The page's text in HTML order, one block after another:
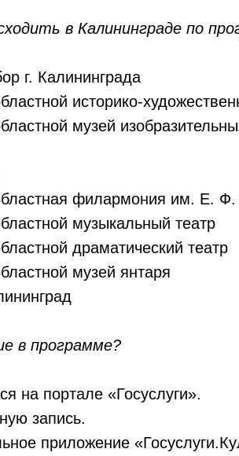
в Калининграде по
г. Калининграда
историко-
музей
филармония им. Е.
музыкальный театр
драматический театр
музей янтаря
в программе?
на портале «Госуслуги».
запись.
приложение